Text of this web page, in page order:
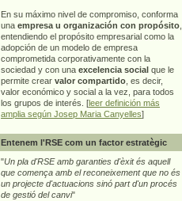
En su máximo nivel de compromiso, conforma
una empresa u organización con propósito
entendiendo el propósito empresarial como la
adopción de un modelo de empresa
comprometida corporativamente con la
sociedad y con una excelencia social que le
permite crear valor compartido , es decir,
valor económico y social a la vez, para todos
los grupos de interés. [leer definición más
amplia según Josep Maria Canyelles]
Entenem l'RSE com un factor estratègic
"Un pla d'RSE amb garanties d'èxit és aquell
que comença amb el reconeixement que no és
un projecte d'actuacions sinó part d'un procés
de gestió del canvi"